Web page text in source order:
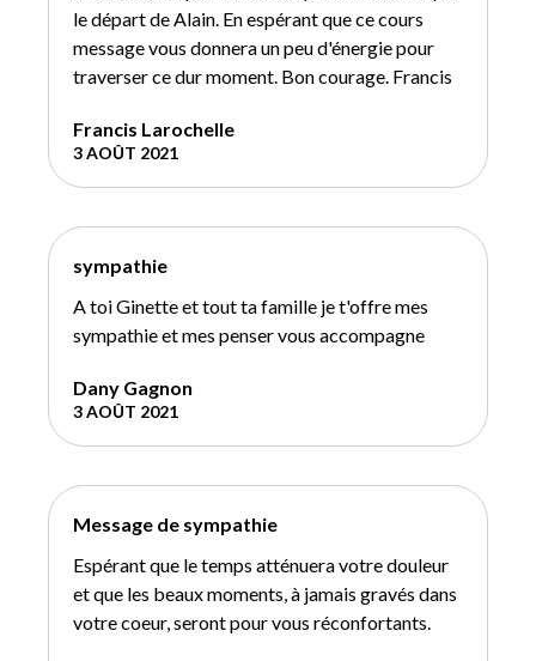
le départ de Alain. En espérant que ce cours
message vous donnera un peu d'énergie pour
traverser ce dur moment. Bon courage. Francis
Francis Larochelle
3 AOÛT 2021
sympathie
A toi Ginette et tout ta famille je t'offre mes
sympathie et mes penser vous accompagne
Dany Gagnon
3 AOÛT 2021
Message de sympathie
Espérant que le temps atténuera votre douleur
et que les beaux moments, à jamais gravés dans
votre coeur, seront pour vous réconfortants.